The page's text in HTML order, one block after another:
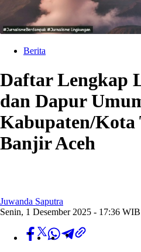
Berita
Daftar Lengkap
dan Dapur
Kabupaten/Kota
Banjir Aceh
Juwanda Saputra
Senin, 1 Desember 2025 - 17:36 WIB